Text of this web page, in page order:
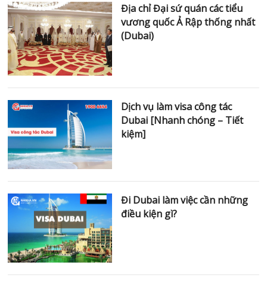
Địa chỉ Đại sứ quán các tiểu
vương quốc Ả Rập thống nhất
(Dubai)
Dịch vụ làm visa công tác
Dubai [Nhanh chóng – Tiết
kiệm]
Đi Dubai làm việc cần những
điều kiện gì?